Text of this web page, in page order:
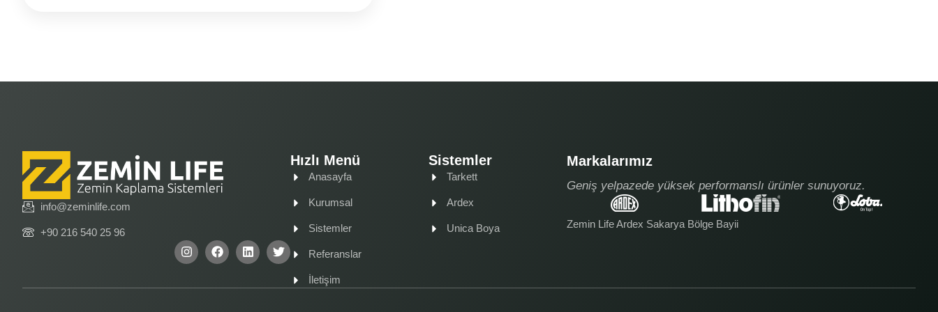
info@zeminlife.com
+90 216 540 25 96
Hızlı Menü
Anasayfa
Kurumsal
Sistemler
Referanslar
İletişim
Sistemler
Tarkett
Ardex
Unica Boya
Markalarımız
Geniş yelpazede yüksek performanslı ürünler sunuyoruz.
Zemin Life Ardex Sakarya Bölge Bayii